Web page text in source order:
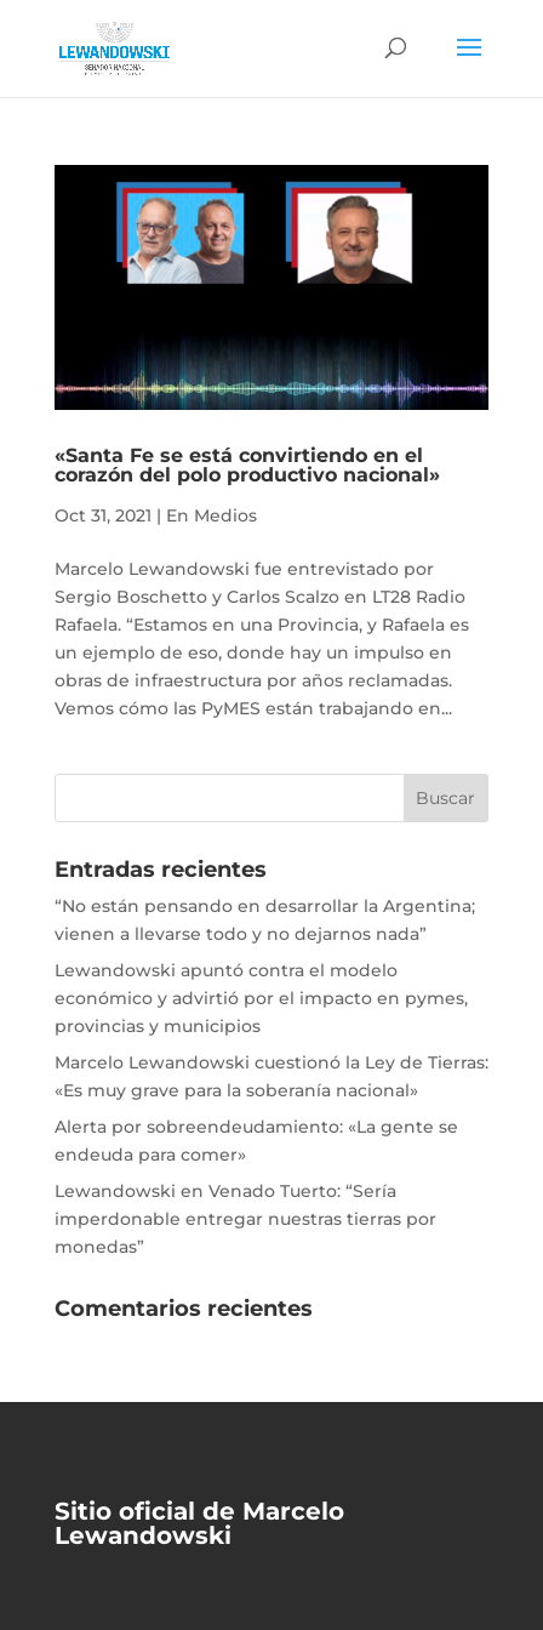
«Santa Fe se está convirtiendo en el
corazón del polo productivo nacional»
Oct 31, 2021 | En Medios
Marcelo Lewandowski fue entrevistado por
Sergio Boschetto y Carlos Scalzo en LT28 Radio
Rafaela. “Estamos en una Provincia, y Rafaela es
un ejemplo de eso, donde hay un impulso en
obras de infraestructura por años reclamadas.
Vemos cómo las PyMES están trabajando en...
Entradas recientes
“No están pensando en desarrollar la Argentina;
vienen a llevarse todo y no dejarnos nada”
Lewandowski apuntó contra el modelo
económico y advirtió por el impacto en pymes,
provincias y municipios
Marcelo Lewandowski cuestionó la Ley de Tierras:
«Es muy grave para la soberanía nacional»
Alerta por sobreendeudamiento: «La gente se
endeuda para comer»
Lewandowski en Venado Tuerto: “Sería
imperdonable entregar nuestras tierras por
monedas”
Comentarios recientes
Sitio oficial de Marcelo
Lewandowski